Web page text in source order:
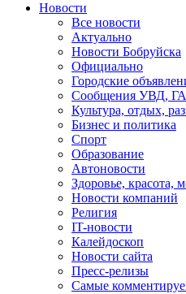
Новости
Все новости
Актуально
Новости Бобруйска
Официально
Городские
Сообщения УВД,
Культура, отдых,
Бизнес и политика
Спорт
Образование
Автоновости
Здоровье, красота,
Новости компаний
Религия
IT-новости
Калейдоскоп
Новости сайта
Пресс-релизы
Самые